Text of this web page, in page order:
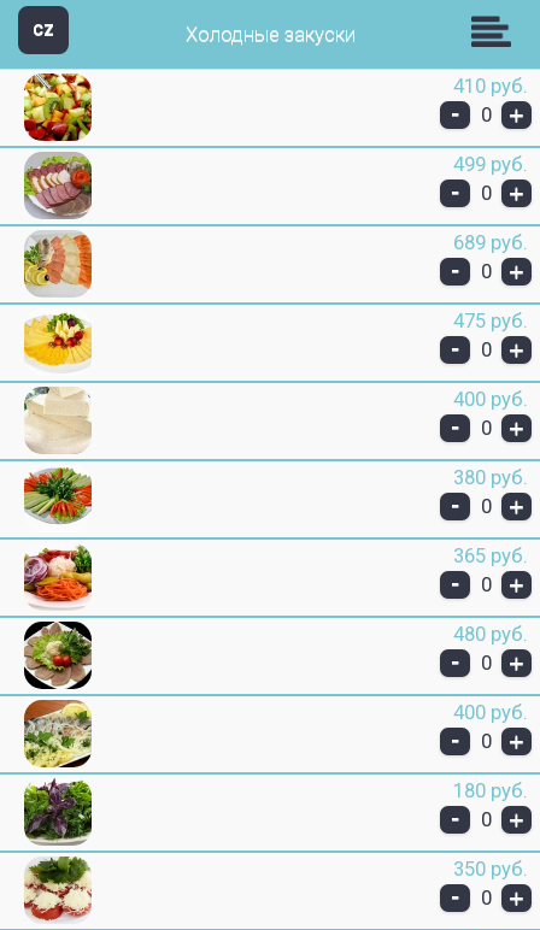
CZ Холодные закуски
410 руб.
- 0 +
499 руб.
- 0 +
689 руб.
- 0 +
475 руб.
- 0 +
400 руб.
- 0 +
380 руб.
- 0 +
365 руб.
- 0 +
480 руб.
- 0 +
400 руб.
- 0 +
180 руб.
- 0 +
350 руб.
- 0 +